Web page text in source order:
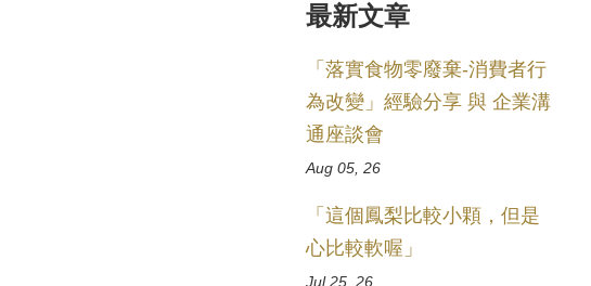
最新文章
「落實食物零廢棄-消費者行
為改變」經驗分享 與 企業溝
通座談會
Aug 05, 26
「這個鳳梨比較小顆，但是
心比較軟喔」
Jul 25, 26